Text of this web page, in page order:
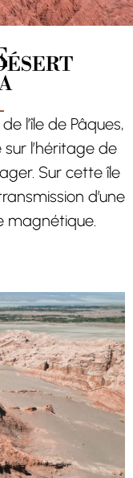
l’île de Pâques,
sur l’héritage de
Sur cette île
d’une
magnétique.